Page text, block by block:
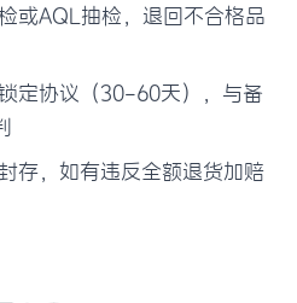
或AQL抽检，退回不合格品
定协议（30-60天），与备
存，如有违反全额退货加赔